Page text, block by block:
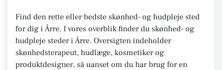
Find den rette eller bedste skønhed- og hudpleje sted
for dig i Årre. I vores overblik finder du skønhed- og
hudpleje steder i Årre. Oversigten indeholder
skønhedsterapeut, hudlæge, kosmetiker og
produktdesigner, så uanset om du har brug for en